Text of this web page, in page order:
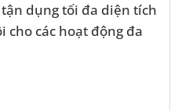
dụng tối đa diện tích
cho các hoạt động đa